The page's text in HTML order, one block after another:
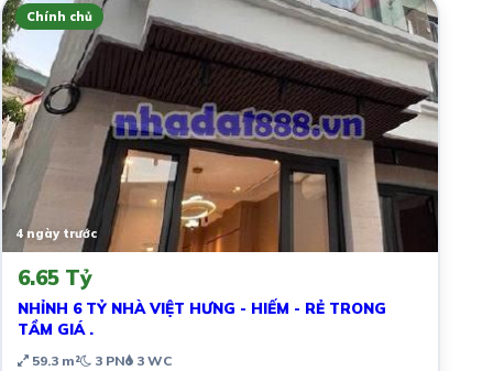
Chính chủ
4 ngày trước
6.65 Tỷ
NHỈNH 6 TỶ NHÀ VIỆT HƯNG - HIẾM - RẺ TRONG
TẦM GIÁ .
59.3 m² 3 PN 3 WC